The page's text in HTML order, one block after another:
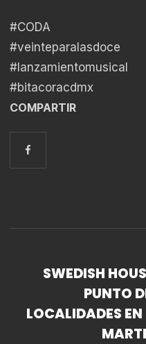
#CODA
#veinteparalasdoce
#lanzamientomusical
#bitacoracdmx
COMPARTIR
SWEDISH
PUNTO
LOCALIDADES